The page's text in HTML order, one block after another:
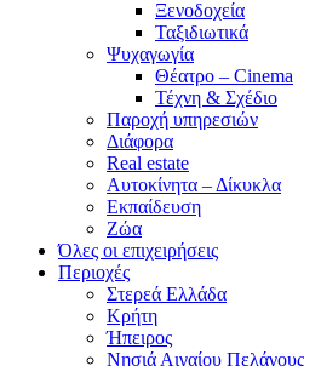
Ξενοδοχεία
Ταξιδιωτικά
Ψυχαγωγία
Θέατρο – Cinema
Τέχνη & Σχέδιο
Παροχή υπηρεσιών
Διάφορα
Real estate
Αυτοκίνητα – Δίκυκλα
Εκπαίδευση
Ζώα
Όλες οι επιχειρήσεις
Περιοχές
Στερεά Ελλάδα
Κρήτη
Ήπειρος
Νησιά Αιγαίου Πελάγους